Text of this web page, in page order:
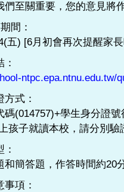
們至關重要，您的意見將
間：
五) [6月初會再次提醒家
ntpc.epa.ntnu.edu.tw/
式：
(014757)+學生身分證號
孩子就讀本校，請分別
簡答題，作答時間約20
項：